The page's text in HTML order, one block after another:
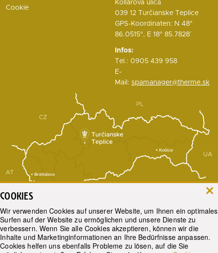
COOKIES
Wir verwenden Cookies auf unserer Website, um Ihnen ein optimales
Surfen auf der Website zu ermöglichen und unsere Dienste zu
verbessern. Wenn Sie alle Cookies akzeptieren, können wir die
Inhalte und Marketinginformationen an Ihre Bedürfnisse anpassen.
Cookies helfen uns ebenfalls Probleme zu lösen, auf die Sie
Cookie
Kollárova ulica
039 12 Turčianske Teplice
GPS-Koordinaten: N 48°
86.0515°, E 18° 85.7828΄
Infos:
Tel.: 0905 439 958
E-
Mail: spamanager@therme.sk
Karte anzeigen